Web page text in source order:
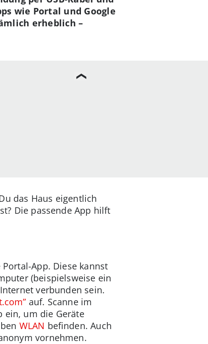
wie Portal und Google
erheblich –
das Haus eigentlich
Die passende App hilft
App. Diese kannst
(beispielsweise ein
verbunden sein.
auf. Scanne im
ein, um die Geräte
WLAN befinden. Auch
vornehmen.